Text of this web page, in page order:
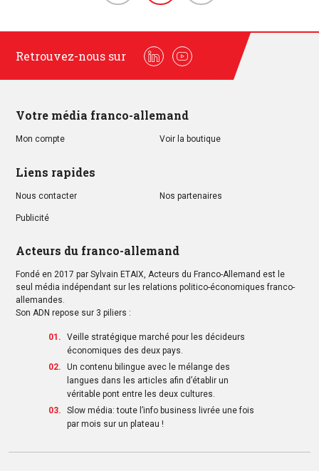
Retrouvez-nous sur
LinkedinYoutube
Votre média franco-allemand
Mon compte Voir la boutique
Liens rapides
Nous contacter Nos partenaires
Publicité
Acteurs du franco-allemand
Fondé en 2017 par Sylvain ETAIX, Acteurs du Franco-Allemand est le
seul média indépendant sur les relations politico-économiques franco-
allemandes.
Son ADN repose sur 3 piliers :
Veille stratégique marché pour les décideurs
économiques des deux pays.
Un contenu bilingue avec le mélange des
langues dans les articles afin d’établir un
véritable pont entre les deux cultures.
Slow média: toute l’info business livrée une fois
par mois sur un plateau !